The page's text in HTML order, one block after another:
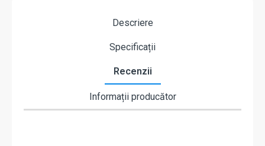
Descriere
Specificații
Recenzii
Informații producător